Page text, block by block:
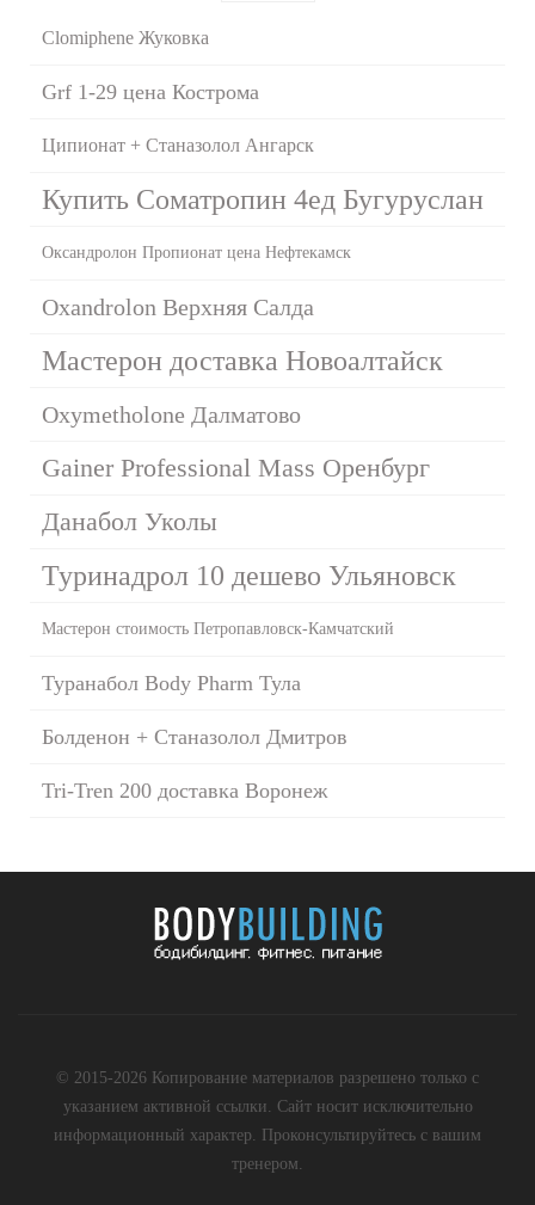
Clomiphene Жуковка
Grf 1-29 цена Кострома
Ципионат + Станазолол Ангарск
Купить Cоматропин 4ед Бугуруслан
Оксандролон Пропионат цена Нефтекамск
Oxandrolon Верхняя Салда
Мастерон доставка Новоалтайск
Oxymetholone Далматово
Gainer Professional Mass Оренбург
Данабол Уколы
Туринадрол 10 дешево Ульяновск
Мастерон стоимость Петропавловск-Камчатский
Туранабол Body Pharm Тула
Болденон + Станазолол Дмитров
Tri-Tren 200 доставка Воронеж
© 2015-2026 Копирование материалов разрешено только с
указанием активной ссылки. Сайт носит исключительно
информационный характер. Проконсультируйтесь с вашим
тренером.